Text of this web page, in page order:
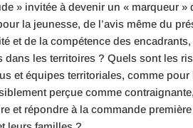
» invitée à devenir un « marqueur
la jeunesse, de l’avis même du
et de la compétence des
dans les territoires ? Quels sont les
et équipes territoriales, comme
perçue comme
et répondre à la commande